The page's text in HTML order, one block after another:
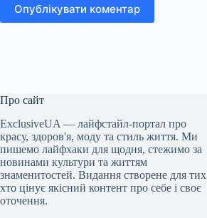
Опублікувати коментар
Про сайт
ExclusiveUA — лайфстайл-портал про
красу, здоров'я, моду та стиль життя. Ми
пишемо лайфхаки для щодня, стежимо за
новинами культури та життям
знаменитостей. Видання створене для
хто цінує якісний контент про себе і своє
оточення.